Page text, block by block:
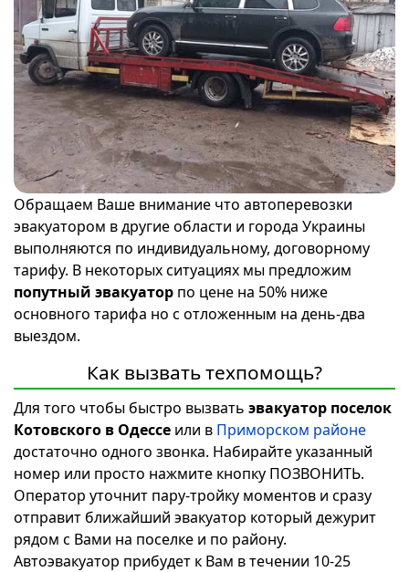
Обращаем Ваше внимание что автоперевозки
эвакуатором в другие области и города Украины
выполняются по индивидуальному, договорному
тарифу. В некоторых ситуациях мы предложим
попутный эвакуатор по цене на 50% ниже
основного тарифа но с отложенным на день-два
выездом.
Как вызвать техпомощь?
Для того чтобы быстро вызвать эвакуатор поселок
Котовского в Одессе или в Приморском районе
достаточно одного звонка. Набирайте указанный
номер или просто нажмите кнопку ПОЗВОНИТЬ.
Оператор уточнит пару-тройку моментов и сразу
отправит ближайший эвакуатор который дежурит
рядом с Вами на поселке и по району.
Автоэвакуатор прибудет к Вам в течении 10-25